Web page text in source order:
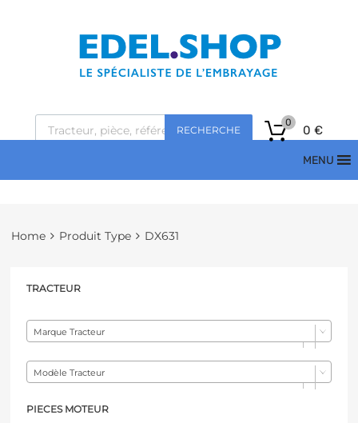
RECHERCHE 0 €
0
MENU
Home Produit Type DX631
TRACTEUR
Marque Tracteur
Modèle Tracteur
PIECES MOTEUR